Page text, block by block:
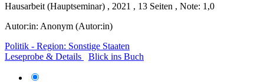
Hausarbeit (Hauptseminar) , 2021 , 13 Seiten , Note: 1,0
Autor:in: Anonym (Autor:in)
Politik - Region: Sonstige Staaten
Leseprobe & Details
Blick ins Buch